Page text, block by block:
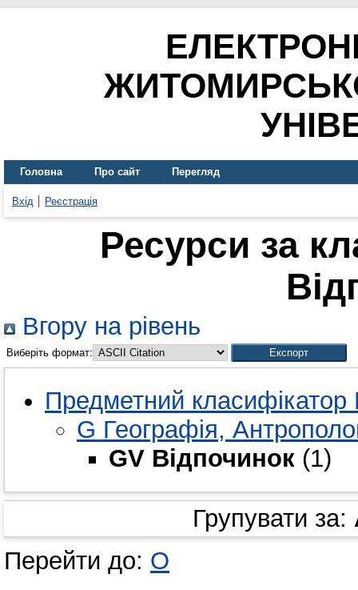
Головна Про сайт Перегляд
Вхід Реєстрація
Ресурси за
Вгору на рівень
Виберіть формат:
Предметний
G Географія,
GV Відпочинок (1)
Групувати за:
Перейти до: О